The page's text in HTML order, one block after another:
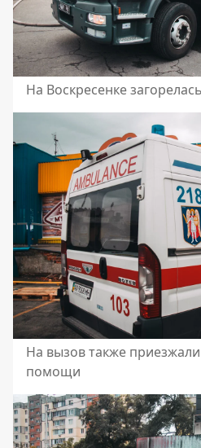
На Воскресенке
На вызов также
помощи